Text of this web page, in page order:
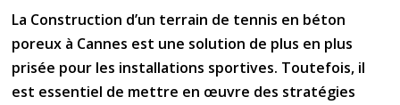
La Construction d’un terrain de tennis en béton
poreux à Cannes est une solution de plus en plus
prisée pour les installations sportives. Toutefois, il
est essentiel de mettre en œuvre des stratégies